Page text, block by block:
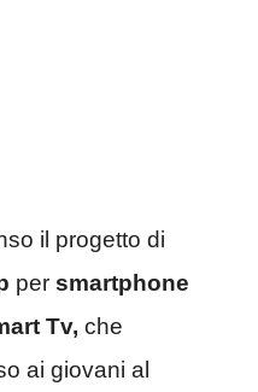
il progetto di
per smartphone
Tv, che
ai giovani al